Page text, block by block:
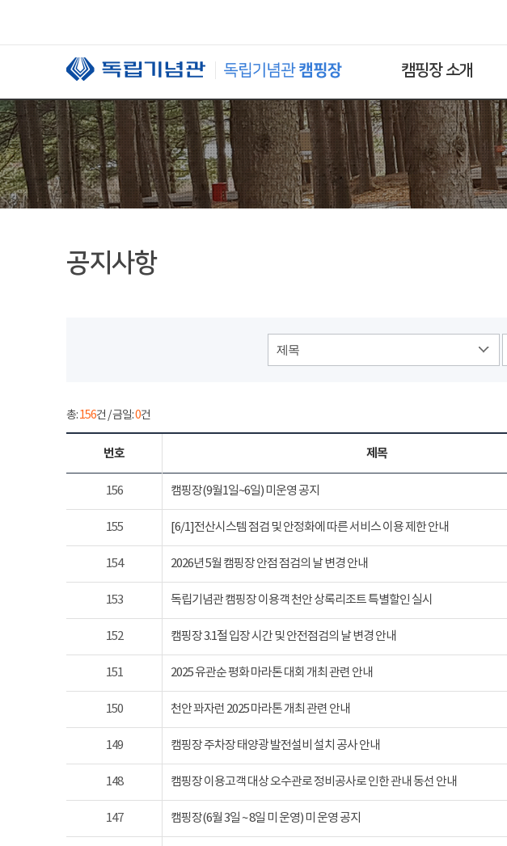
캠핑장 소개
공지사항
제목
총:156건 / 금일:0건
번호 제목
156 캠핑장(9월1일~6일) 미운영 공지
155 [6/1]전산시스템 점검 및 안정화에 따른 서비스 이용 제한 안내
154 2026년 5월 캠핑장 안점 점검의 날 변경 안내
153 독립기념관 캠핑장 이용객 천안 상록리조트 특별할인 실시
152 캠핑장 3.1절 입장 시간 및 안전점검의 날 변경 안내
151 2025 유관순 평화 마라톤 대회 개최 관련 안내
150 천안 꽈자런 2025 마라톤 개최 관련 안내
149 캠핑장 주차장 태양광 발전설비 설치 공사 안내
148 캠핑장 이용고객 대상 오수관로 정비공사로 인한 관내 동선 안내
147 캠핑장(6월 3일 ~ 8일 미 운영) 미 운영 공지